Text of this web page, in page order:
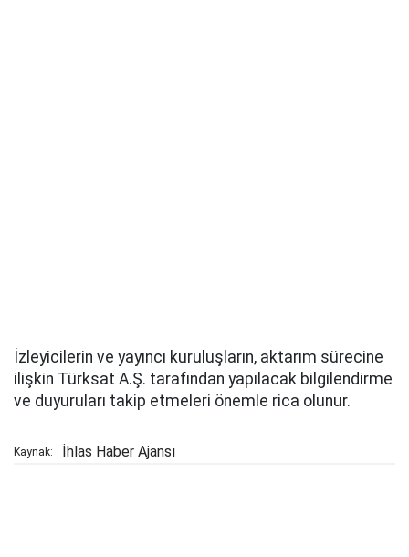
İzleyicilerin ve yayıncı kuruluşların, aktarım sürecine
ilişkin Türksat A.Ş. tarafından yapılacak bilgilendirme
ve duyuruları takip etmeleri önemle rica olunur.
Kaynak: İhlas Haber Ajansı